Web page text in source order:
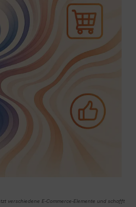
verschiedene E‑Commerce‑Elemente und schafft